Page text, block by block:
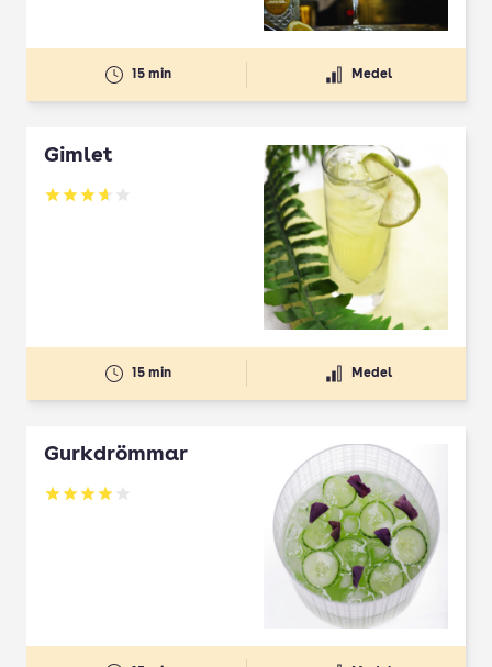
15 min Medel
Gimlet
Betyg: 3.67 av 5
15 min Medel
Gurkdrömmar
Betyg: 3.98 av 5